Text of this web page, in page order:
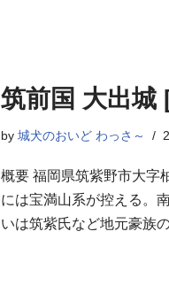
筑前国 大出
by 城犬のおいど わっさ～
概要 福岡県筑紫野市大字
には宝満山系が控える。
いは筑紫氏など地元豪族